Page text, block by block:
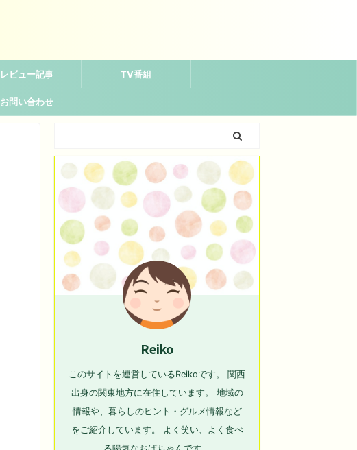
レビュー記事 TV番組
お問い合わせ
Reiko
このサイトを運営しているReikoです。 関西
出身の関東地方に在住しています。 地域の
情報や、暮らしのヒント・グルメ情報など
をご紹介しています。 よく笑い、よく食べ